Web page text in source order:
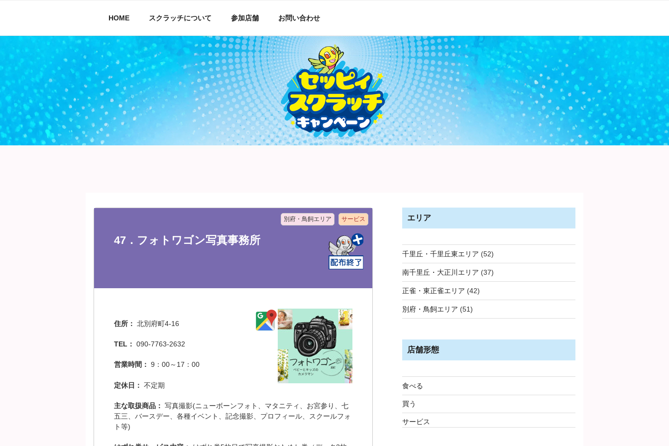
へ
キ
ッ
プ
HOME スクラッチについて 参加店舗 お問い合わせ
サービス
別府・鳥飼エリア
47．フォトワゴン写真事務所
住所： 北別府町4-16
TEL： 090-7763-2632
営業時間： 9：00～17：00
定休日： 不定期
主な取扱商品： 写真撮影(ニューボーンフォト、マタニティ、お宮参り、七
五三、バースデー、各種イベント、記念撮影、プロフィール、スクールフォ
ト等)
エリア
千里丘・千里丘東エリア (52)
南千里丘・大正川エリア (37)
正雀・東正雀エリア (42)
別府・鳥飼エリア (51)
店舗形態
食べる
買う
サービス